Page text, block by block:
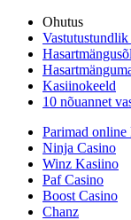
Ohutus
Kasiinokeeld
10 nõuannet
Parimad online
Ninja Casino
Winz Kasiino
Paf Casino
Boost Casino
Chanz